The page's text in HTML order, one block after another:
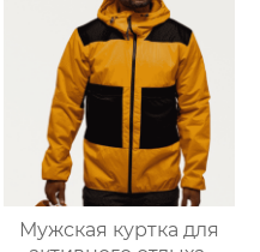
Мужская куртка для